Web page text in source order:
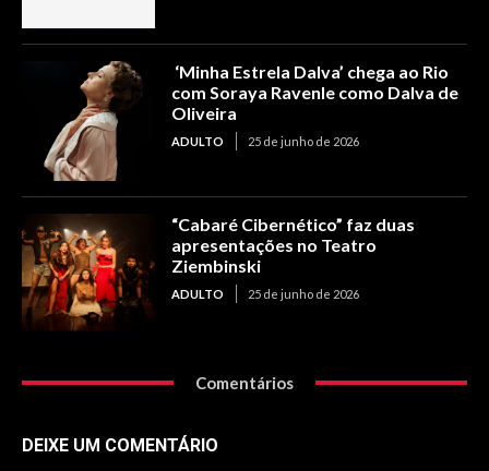
‘Minha Estrela Dalva’ chega ao Rio
com Soraya Ravenle como Dalva de
Oliveira
ADULTO 25 de junho de 2026
“Cabaré Cibernético” faz duas
apresentações no Teatro
Ziembinski
ADULTO 25 de junho de 2026
Comentários
DEIXE UM COMENTÁRIO